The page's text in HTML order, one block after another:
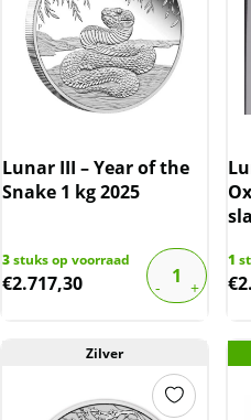
Lunar III – Year of the
Snake 1 kg 2025
3stuks op voorraad
€2.717,30
1
€
Zilver